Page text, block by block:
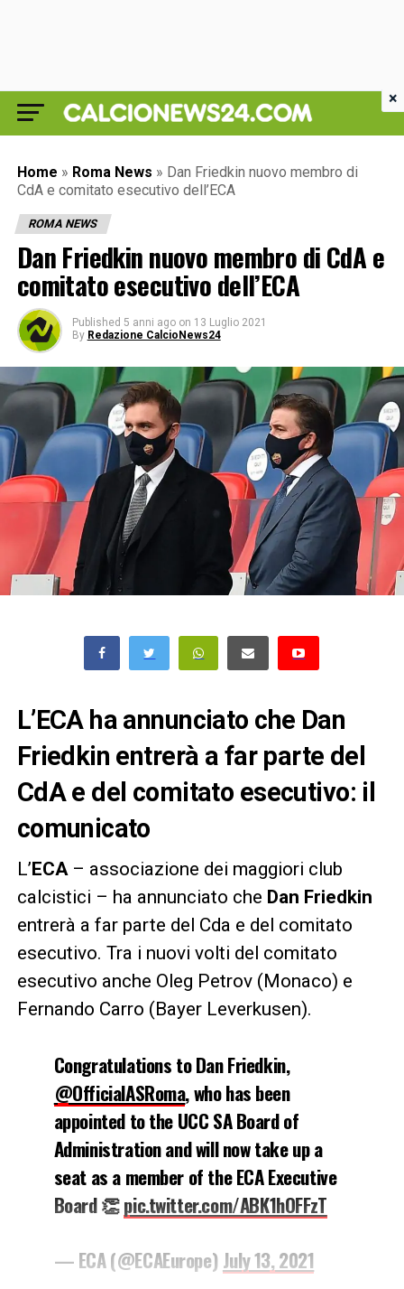
Home » Roma News » Dan Friedkin nuovo membro di
CdA e comitato esecutivo dell’ECA
ROMA NEWS
Dan Friedkin nuovo membro di CdA e
comitato esecutivo dell’ECA
Published 5 anni ago on 13 Luglio 2021
By Redazione CalcioNews24
L’ECA ha annunciato che Dan
Friedkin entrerà a far parte del
CdA e del comitato esecutivo: il
comunicato
L’ECA– associazione dei maggiori club
calcistici – ha annunciato che Dan Friedkin
entrerà a far parte del Cda e del comitato
esecutivo. Tra i nuovi volti del comitato
esecutivo anche Oleg Petrov (Monaco) e
Fernando Carro (Bayer Leverkusen).
Congratulations to Dan Friedkin,
@OfficialASRoma, who has been
appointed to the UCC SA Board of
Administration and will now take up a
seat as a member of the ECA Executive
Board 👏pic.twitter.com/ABK1hOFFzT
— ECA (@ECAEurope) July 13, 2021
×